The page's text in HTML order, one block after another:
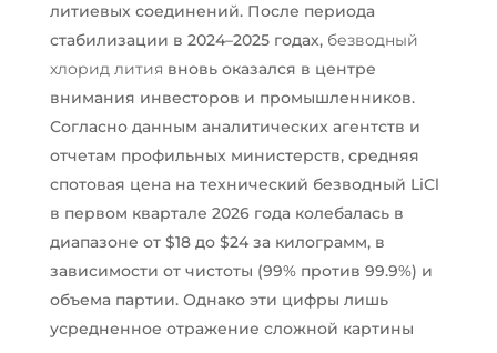
литиевых соединений. После периода
стабилизации в 2024–2025 годах, безводный
хлорид лития вновь оказался в центре
внимания инвесторов и промышленников.
Согласно данным аналитических агентств и
отчетам профильных министерств, средняя
спотовая цена на технический безводный LiCl
в первом квартале 2026 года колебалась в
диапазоне от $18 до $24 за килограмм, в
зависимости от чистоты (99% против 99.9%) и
объема партии. Однако эти цифры лишь
усредненное отражение сложной картины